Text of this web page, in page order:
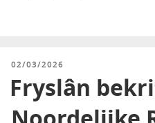
GEPLAATST
02/03/2026
Fryslân